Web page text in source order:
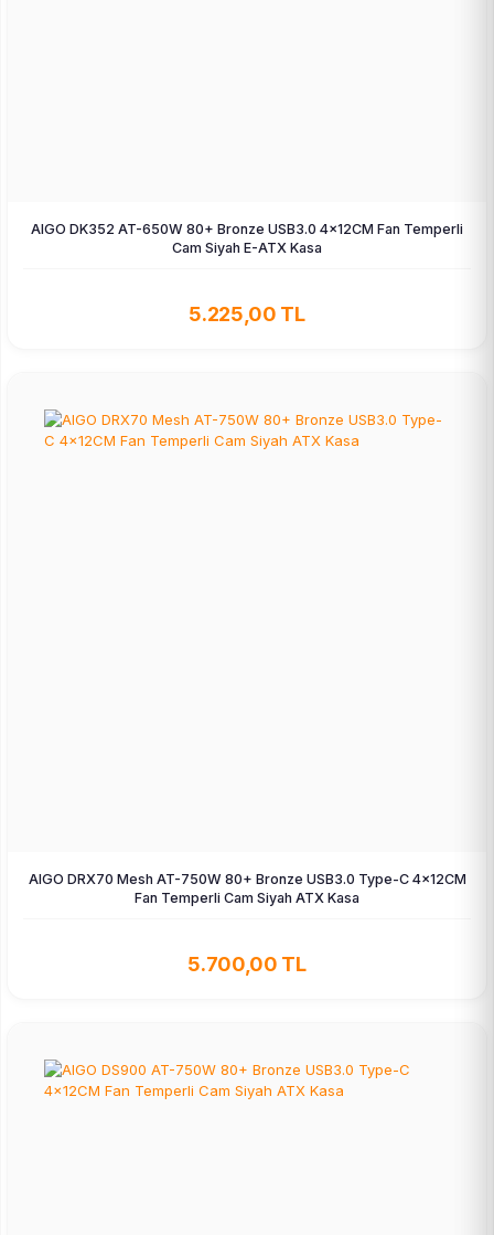
AIGO DK352 AT-650W 80+ Bronze USB3.0 4×12CM Fan Temperli
Cam Siyah E-ATX Kasa
5.225,00 TL
AIGO DRX70 Mesh AT-750W 80+ Bronze USB3.0 Type-C 4×12CM
Fan Temperli Cam Siyah ATX Kasa
5.700,00 TL